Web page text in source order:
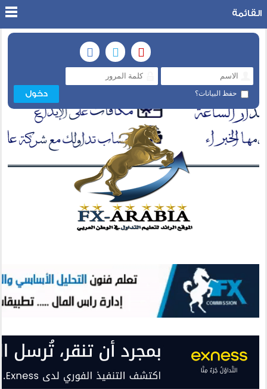
حفظ البيانات؟
القائمة